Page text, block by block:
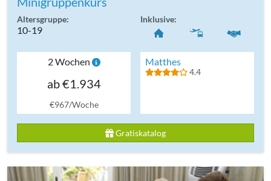
Altersgruppe:
10-19
Inklusive:
2 Wochen
ab €1.934
€967/Woche
Matthes
4.4
Gratiskatalog